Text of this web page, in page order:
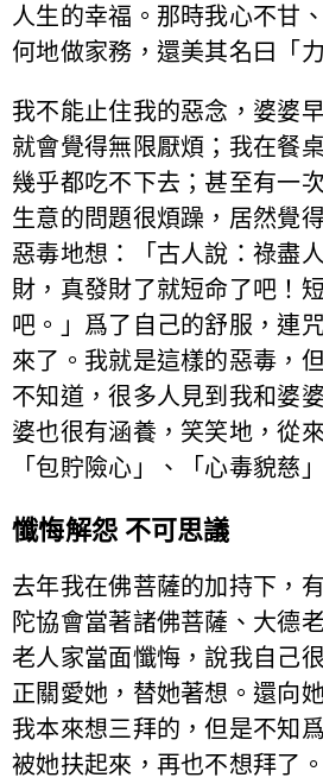
人生的幸福。那時我心不甘
何地做家務，還美其名曰「
我不能止住我的惡念，婆婆
就會覺得無限厭煩；我在餐
幾乎都吃不下去；甚至有一
生意的問題很煩躁，居然覺
惡毒地想：「古人說：祿盡
財，真發財了就短命了吧！
吧。」爲了自己的舒服，連
來了。我就是這樣的惡毒，
不知道，很多人見到我和婆
婆也很有涵養，笑笑地，從
「包貯險心」、「心毒貌慈
懺悔解怨 不可思議
去年我在佛菩薩的加持下，
陀協會當著諸佛菩薩、大德
老人家當面懺悔，說我自己
正關愛她，替她著想。還向
我本來想三拜的，但是不知
被她扶起來，再也不想拜了